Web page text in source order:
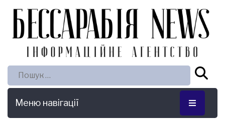
Пошук:
Меню навігації